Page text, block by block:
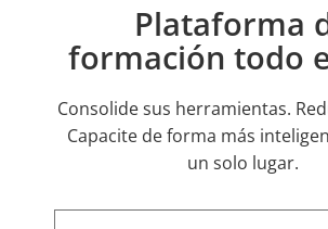
Plataforma
formación todo
Consolide sus herramientas.
Capacite de forma más
un solo lugar.